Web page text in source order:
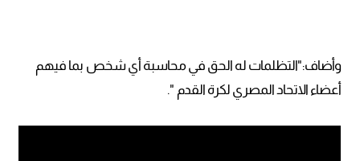
وأضاف:"التظلمات له الحق في محاسبة أي شخص بما فيهم
أعضاء الاتحاد المصري لكرة القدم ".